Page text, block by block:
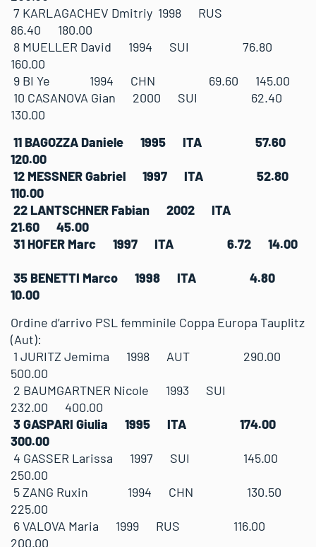
7 KARLAGACHEV Dmitriy 1998 RUS
86.40 180.00
8 MUELLER David 1994 SUI 76.80
160.00
9 BI Ye 1994 CHN 69.60 145.00
10 CASANOVA Gian 2000 SUI 62.40
130.00
11 BAGOZZA Daniele 1995 ITA 57.60
120.00
12 MESSNER Gabriel 1997 ITA 52.80
110.00
22 LANTSCHNER Fabian 2002 ITA
21.60 45.00
31 HOFER Marc 1997 ITA 6.72 14.00
35 BENETTI Marco 1998 ITA 4.80
10.00
Ordine d’arrivo PSL femminile Coppa Europa Tauplitz
(Aut):
1 JURITZ Jemima 1998 AUT 290.00
500.00
2 BAUMGARTNER Nicole 1993 SUI
232.00 400.00
3 GASPARI Giulia 1995 ITA 174.00
300.00
4 GASSER Larissa 1997 SUI 145.00
250.00
5 ZANG Ruxin 1994 CHN 130.50
225.00
6 VALOVA Maria 1999 RUS 116.00
200.00